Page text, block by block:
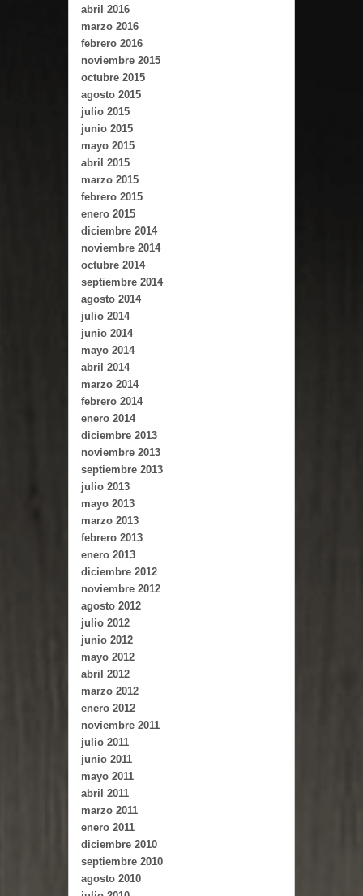
abril 2016
marzo 2016
febrero 2016
noviembre 2015
octubre 2015
agosto 2015
julio 2015
junio 2015
mayo 2015
abril 2015
marzo 2015
febrero 2015
enero 2015
diciembre 2014
noviembre 2014
octubre 2014
septiembre 2014
agosto 2014
julio 2014
junio 2014
mayo 2014
abril 2014
marzo 2014
febrero 2014
enero 2014
diciembre 2013
noviembre 2013
septiembre 2013
julio 2013
mayo 2013
marzo 2013
febrero 2013
enero 2013
diciembre 2012
noviembre 2012
agosto 2012
julio 2012
junio 2012
mayo 2012
abril 2012
marzo 2012
enero 2012
noviembre 2011
julio 2011
junio 2011
mayo 2011
abril 2011
marzo 2011
enero 2011
diciembre 2010
septiembre 2010
agosto 2010